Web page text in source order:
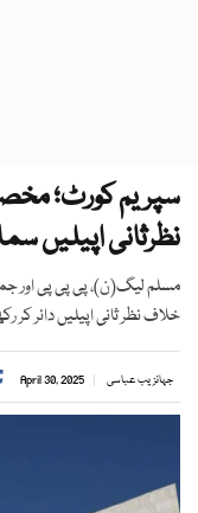
سپریم کورٹ؛
نظرثانی اپیلیں
خلاف نظر ثانی اپیلیں دائر کر
جہانزیب عباسی April 30, 2025